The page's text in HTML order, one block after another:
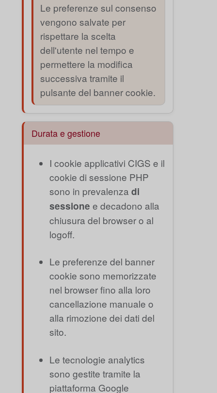
Le preferenze sul consenso
vengono salvate per
rispettare la scelta
dell'utente nel tempo e
permettere la modifica
successiva tramite il
pulsante del banner cookie.
Durata e gestione
I cookie applicativi CIGS e il
cookie di sessione PHP
sono in prevalenzadi
sessione e decadono alla
chiusura del browser o al
logoff.
Le preferenze del banner
cookie sono memorizzate
nel browser fino alla loro
cancellazione manuale o
alla rimozione dei dati del
sito.
Le tecnologie analytics
sono gestite tramite la
piattaforma Google